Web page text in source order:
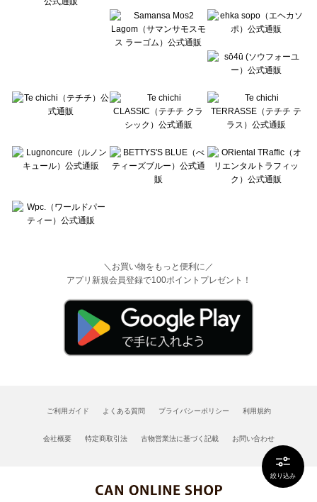
絞り込み
＼お買い物をもっと便利に／
アプリ新規会員登録で100ポイントプレゼント！
ご利用ガイド よくある質問 プライバシーポリシー 利用規約
会社概要 特定商取引法 古物営業法に基づく記載 お問い合わせ